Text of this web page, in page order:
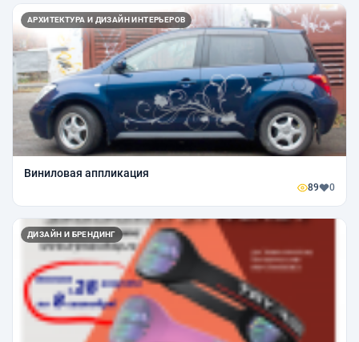
АРХИТЕКТУРА И ДИЗАЙН ИНТЕРЬЕРОВ
Виниловая аппликация
89 0
ДИЗАЙН И БРЕНДИНГ